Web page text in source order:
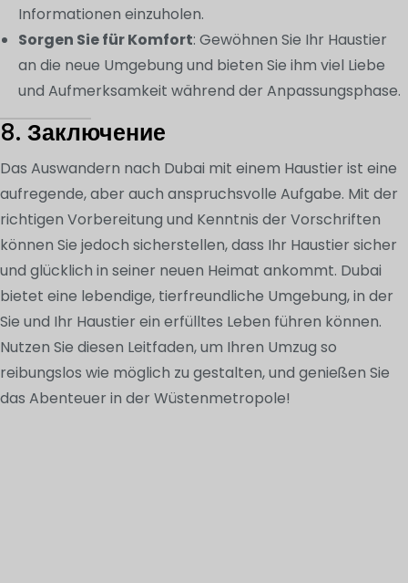
Informationen einzuholen.
Sorgen Sie für Komfort: Gewöhnen Sie Ihr Haustier
an die neue Umgebung und bieten Sie ihm viel Liebe
und Aufmerksamkeit während der Anpassungsphase.
8. Заключение
Das Auswandern nach Dubai mit einem Haustier ist eine
aufregende, aber auch anspruchsvolle Aufgabe. Mit der
richtigen Vorbereitung und Kenntnis der Vorschriften
können Sie jedoch sicherstellen, dass Ihr Haustier sicher
und glücklich in seiner neuen Heimat ankommt. Dubai
bietet eine lebendige, tierfreundliche Umgebung, in der
Sie und Ihr Haustier ein erfülltes Leben führen können.
Nutzen Sie diesen Leitfaden, um Ihren Umzug so
reibungslos wie möglich zu gestalten, und genießen Sie
das Abenteuer in der Wüstenmetropole!